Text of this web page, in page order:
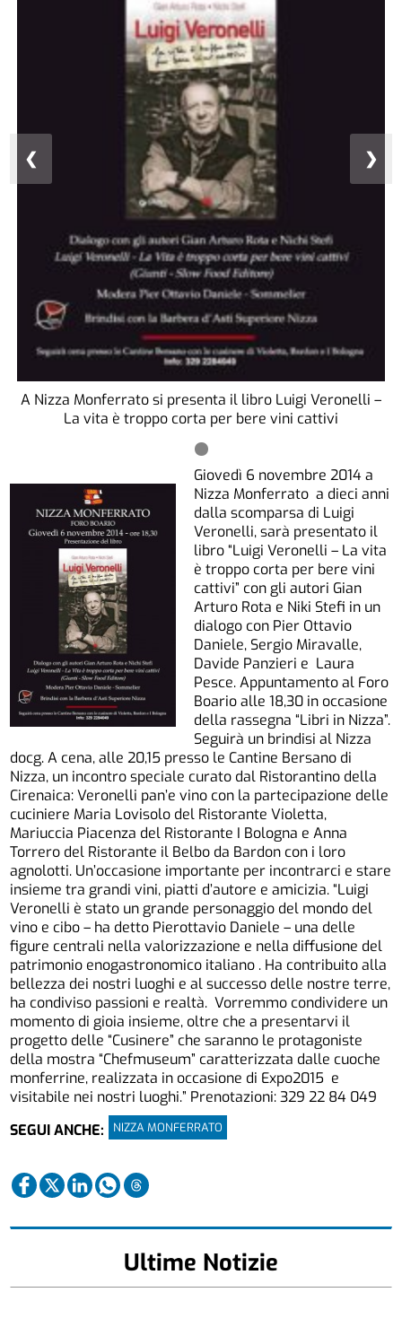
A Nizza Monferrato si presenta il libro Luigi Veronelli –
La vita è troppo corta per bere vini cattivi
❮ ❯
Giovedì 6 novembre 2014 a
Nizza Monferrato a dieci anni
dalla scomparsa di Luigi
Veronelli, sarà presentato il
libro “Luigi Veronelli – La vita
è troppo corta per bere vini
cattivi” con gli autori Gian
Arturo Rota e Niki Stefi in un
dialogo con Pier Ottavio
Daniele, Sergio Miravalle,
Davide Panzieri e Laura
Pesce. Appuntamento al Foro
Boario alle 18,30 in occasione
della rassegna “Libri in Nizza”.
Seguirà un brindisi al Nizza
docg. A cena, alle 20,15 presso le Cantine Bersano di
Nizza, un incontro speciale curato dal Ristorantino della
Cirenaica: Veronelli pan’e vino con la partecipazione delle
cuciniere Maria Lovisolo del Ristorante Violetta,
Mariuccia Piacenza del Ristorante I Bologna e Anna
Torrero del Ristorante il Belbo da Bardon con i loro
agnolotti. Un’occasione importante per incontrarci e stare
insieme tra grandi vini, piatti d’autore e amicizia. “Luigi
Veronelli è stato un grande personaggio del mondo del
vino e cibo – ha detto Pierottavio Daniele – una delle
figure centrali nella valorizzazione e nella diffusione del
patrimonio enogastronomico italiano . Ha contribuito alla
bellezza dei nostri luoghi e al successo delle nostre terre,
ha condiviso passioni e realtà. Vorremmo condividere un
momento di gioia insieme, oltre che a presentarvi il
progetto delle “Cusinere” che saranno le protagoniste
della mostra “Chefmuseum” caratterizzata dalle cuoche
monferrine, realizzata in occasione di Expo2015 e
visitabile nei nostri luoghi.” Prenotazioni: 329 22 84 049
SEGUI ANCHE:
NIZZA MONFERRATO
Ultime Notizie